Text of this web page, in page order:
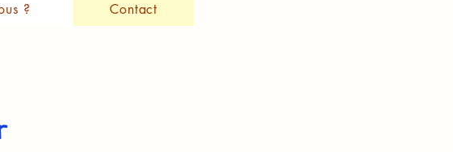
? Contact